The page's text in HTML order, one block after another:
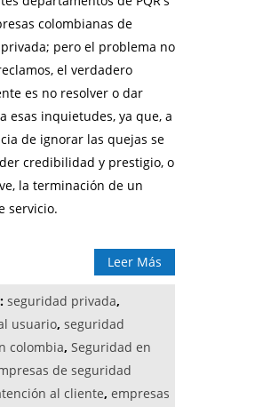
colombianas de
pero el problema no
el verdadero
es no resolver o dar
esas inquietudes, ya que, a
de ignorar las quejas se
credibilidad y prestigio, o
la terminación de un
servicio.
Leer Más
seguridad privada,
usuario, seguridad
colombia, Seguridad en
de seguridad
al cliente, empresas